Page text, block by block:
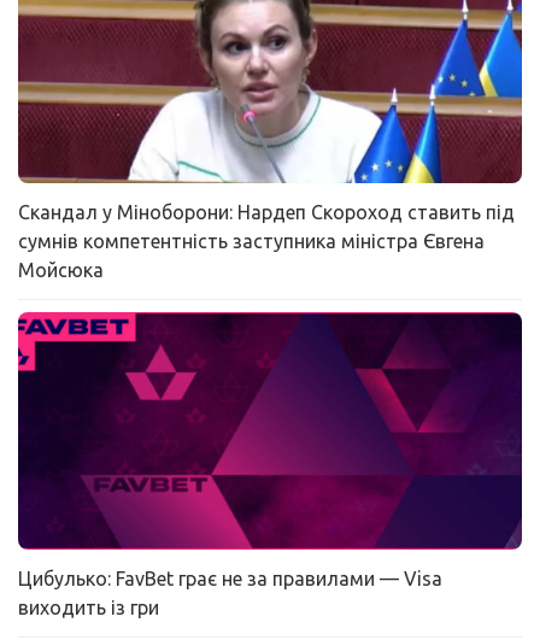
Скандал у Міноборони: Нардеп Скороход ставить під
сумнів компетентність заступника міністра Євгена
Мойсюка
Цибулько: FavBet грає не за правилами — Visa
виходить із гри